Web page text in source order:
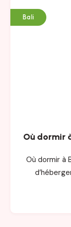
Bali
Où dormir
Où dormir à